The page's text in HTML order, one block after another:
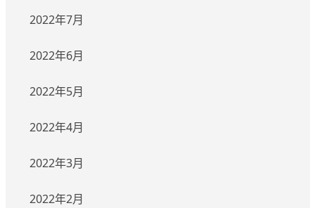
2022年7月
2022年6月
2022年5月
2022年4月
2022年3月
2022年2月